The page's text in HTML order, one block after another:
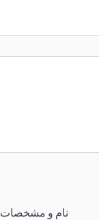
:نام و مشخصات